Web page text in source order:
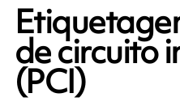
de circuito
(PCI)